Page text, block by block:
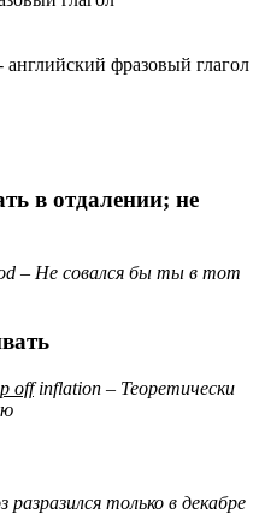
в отдалении; не
– Не совался бы ты в тот
offinflation – Теоретически
только в декабре